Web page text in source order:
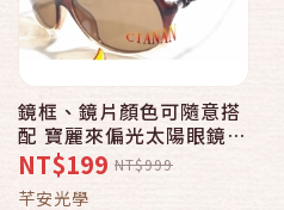
鏡框、鏡片顏色可隨意搭
配 寶麗來偏光太陽眼鏡
+UV400 抗藍光 青光眼、
黃斑部、白內障擋強光
NT$199 NT$999
芊安光學